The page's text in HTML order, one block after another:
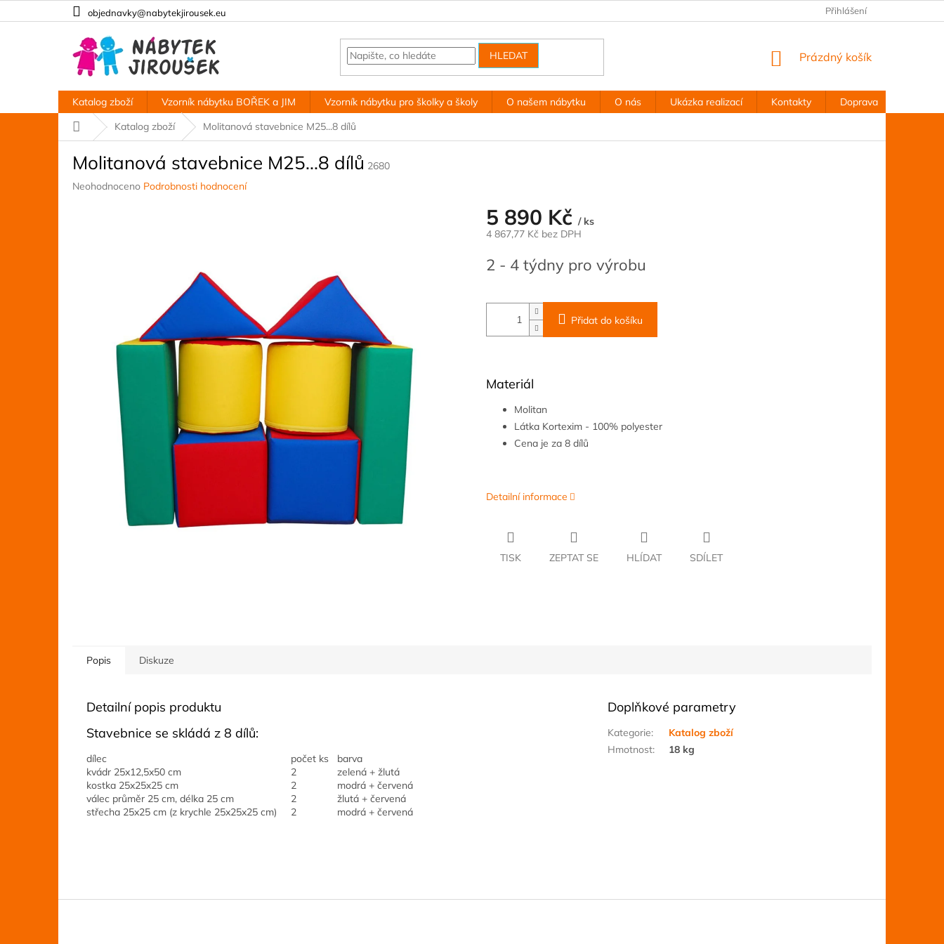
na
objednavky@nabytekjirousek.eu Přihlášení
HLEDAT
NÁKUPNÍ
Prázdný košík
Katalog zboží Vzorník nábytku BOŘEK a JIM Vzorník nábytku pro školky a školy O našem nábytku O nás Ukázka realizací Kontakty Doprava
Domů
Katalog zboží Molitanová stavebnice M25...8 dílů
Molitanová stavebnice M25...8 dílů 2680
Průměrné
Neohodnoceno Podrobnosti hodnocení
5 890 Kč / ks
4 867,77 Kč bez DPH
cena:
2 - 4 týdny pro výrobu
Přidat do košíku
Materiál
Molitan
Látka Kortexim - 100% polyester
Cena je za 8 dílů
Detailní informace
TISK ZEPTAT SE HLÍDAT SDÍLET
Popis Diskuze
Detailní popis produktu
Stavebnice se skládá z 8 dílů:
dílec počet ks barva
kvádr 25x12,5x50 cm
2
zelená + žlutá
kostka 25x25x25 cm
2
modrá + červená
válec průměr 25 cm, délka 25 cm
2
žlutá + červená
střecha 25x25 cm (z krychle 25x25x25 cm) 2 modrá + červená
Doplňkové parametry
Kategorie:
Katalog zboží
Hmotnost: 18 kg